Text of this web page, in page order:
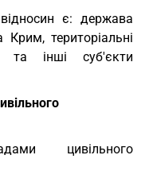
є: держава
територіальні
та інші суб'єкти
цивільного